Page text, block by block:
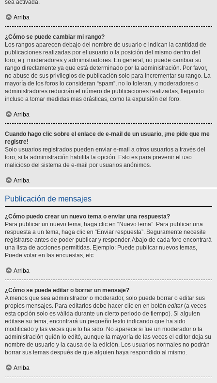
sea activada.
Arriba
¿Cómo se puede cambiar mi rango?
Los rangos aparecen debajo del nombre de usuario e indican la cantidad de
publicaciones realizadas por el usuario o la posición del mismo dentro del
foro, e.j. moderadores y administradores. En general, no puede cambiar su
rango directamente ya que está determinado por la administración. Por favor,
no abuse de sus privilegios de publicación solo para incrementar su rango. La
mayoría de los foros lo consideran “spam”, no lo toleran, y moderadores o
administradores reducirán el número de publicaciones realizadas, llegando
incluso a tomar medidas mas drásticas, como la expulsión del foro.
Arriba
Cuando hago clic sobre el enlace de e-mail de un usuario, ¡me pide que me
registre!
Solo usuarios registrados pueden enviar e-mail a otros usuarios a través del
foro, si la administración habilita la opción. Esto es para prevenir el uso
malicioso del sistema de e-mail por usuarios anónimos.
Arriba
Publicación de mensajes
¿Cómo puedo crear un nuevo tema o enviar una respuesta?
Para publicar un nuevo tema, haga clic en “Nuevo tema”. Para publicar una
respuesta a un tema, haga clic en “Enviar respuesta”. Seguramente necesite
registrarse antes de poder publicar y responder. Abajo de cada foro encontrará
una lista de acciones permitidas. Ejemplo: Puede publicar nuevos temas,
Puede votar en las encuestas, etc.
Arriba
¿Cómo se puede editar o borrar un mensaje?
A menos que sea administrador o moderador, solo puede borrar o editar sus
propios mensajes. Para editarlos debe hacer clic en en botón editar(a veces
esta opción solo es válida durante un cierto periodo de tiempo). Si alguien
editase su tema, encontrará un pequeño texto indicando que ha sido
modificado y las veces que lo ha sido. No aparece si fue un moderador o la
administración quién lo editó, aunque la mayoría de las veces el editor deja su
nombre de usuario y la causa de la edición. Los usuarios normales no podrán
borrar sus temas después de que alguien haya respondido al mismo.
Arriba